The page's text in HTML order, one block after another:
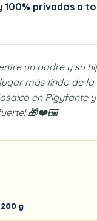
100% privados a
un padre y su
más lindo de la
en Pigyfante
🎁❤️🖼️
g